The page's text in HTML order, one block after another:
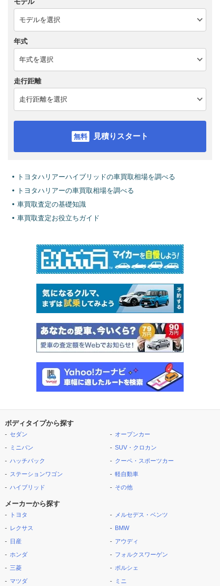
モデル
年式
走行距離
見積りスタート
トヨタハリアーハイブリッドの車買取相場を調べる
トヨタハリアーの車買取相場を調べる
車買取査定の基礎知識
車買取査定お役立ちガイド
ボディタイプから探す
セダン
ミニバン
ハッチバック
ステーションワゴン
ハイブリッド
オープンカー
SUV・クロカン
クーペ・スポーツカー
軽自動車
その他
メーカーから探す
トヨタ
レクサス
日産
ホンダ
三菱
マツダ
メルセデス・ベンツ
BMW
アウディ
フォルクスワーゲン
ポルシェ
ミニ